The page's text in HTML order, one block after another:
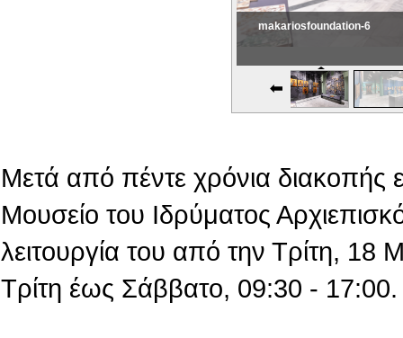
makariosfoundation-7
Μετά από πέντε χρόνια διακοπής
Μουσείο του Ιδρύματος
λειτουργία του από την Τρίτη,
Τρίτη έως Σάββατο, 09:30 - 17:00.